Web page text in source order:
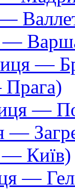
—
—
Прага)
—
—
— Київ)
—